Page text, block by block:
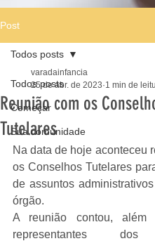
Post
Todos posts
Começar
Sua comunidade
Todos posts
Reunião com os
Tutelares
varadainfancia
25 de abr. de 2023 1 min de
Na data de hoje aconteceu
os Conselhos Tutelares
de assuntos
órgão.
A reunião contou, além
representantes dos